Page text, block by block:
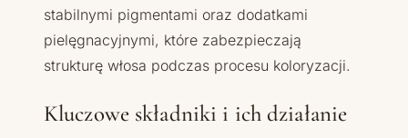
stabilnymi pigmentami oraz dodatkami
pielęgnacyjnymi, które zabezpieczają
strukturę włosa podczas procesu koloryzacji.
Kluczowe składniki i ich działanie